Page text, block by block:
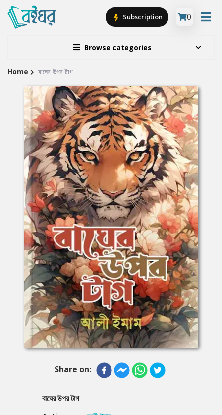
Browse categories
Subscription 0
Site
Breadcrumb
Home বাঘের উপর টাগ
Share on:
বাঘের উপর টাগ